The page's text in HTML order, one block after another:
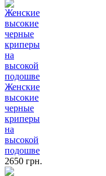
Женские
высокие
черные
криперы
на
высокой
подошве
2650 грн.